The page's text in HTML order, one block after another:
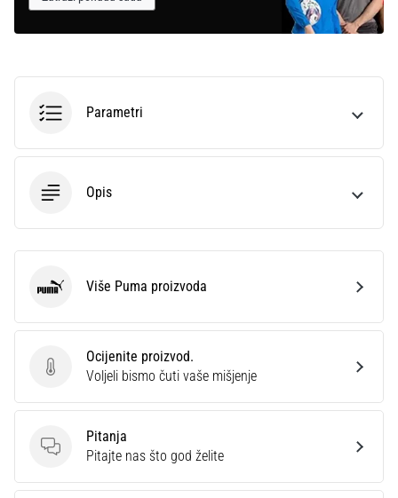
Parametri
Opis
Ocijenite proizvod.
Ocijenite proizvod.
Voljeli bismo čuti vaše mišjenje
Pitanja
Pitanja
Pitajte nas što god želite
Puma Više Puma proizvoda